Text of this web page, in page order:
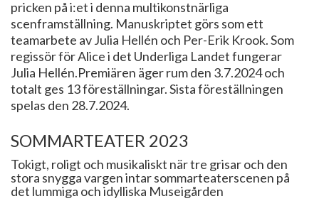
pricken på i:et i denna multikonstnärliga
scenframställning. Manuskriptet görs som ett
teamarbete av Julia Hellén och Per-Erik Krook. Som
regissör för Alice i det Underliga Landet fungerar
Julia Hellén.Premiären äger rum den 3.7.2024 och
totalt ges 13 föreställningar. Sista föreställningen
spelas den 28.7.2024.
SOMMARTEATER 2023
Tokigt, roligt och musikaliskt när tre grisar och den
stora snygga vargen intar sommarteaterscenen på
det lummiga och idylliska Museigården